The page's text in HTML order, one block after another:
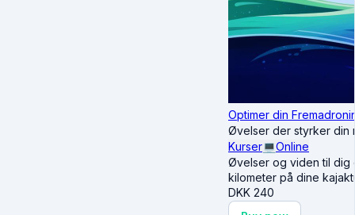
Optimer din
Øvelser der styrker din
Kurser💻Online
Øvelser og viden til dig
kilometer på dine
DKK 240